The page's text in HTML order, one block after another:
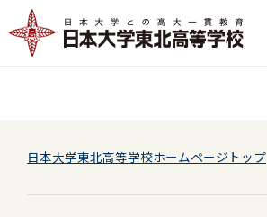
日本大学東北高等学校ホームページトップ